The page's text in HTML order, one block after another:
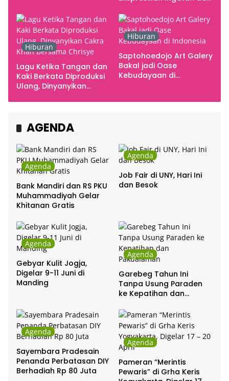
Hiburan
Lagu Ketika Tangan dan
Kaki Berkata Diproduksi
Ulang, Dinyanyikan
Hiburan
Saptohoedojo Art Galery
Bakal jadi Oase
Kebudayaan di
AGENDA
Agenda
Bank Mandiri dan RS PKU
Muhammadiyah Gelar
Khitanan Gratis
Agenda
Job Fair di UNY, Hari Ini
dan Besok
Agenda
Gebyar Kulit Jogja,
Digelar 9-11 Juni di
Manding
Agenda
Garebeg Tahun Ini
Tanpa Usung Paraden
ke Kepatihan dan
Agenda
Sayembara Pradesain
Penanda Perbatasan DIY
Berhadiah Rp 80 Juta
Agenda
Pameran “Merintis
Pewaris” di Grha Keris